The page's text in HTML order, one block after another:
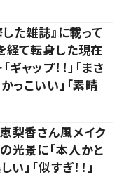
た雑誌』に載って
経て転身した現在
ャップ！！」「まさ
っこいい」「素晴
梨香さん風メイク
景に「本人かと
」「似すぎ！！」